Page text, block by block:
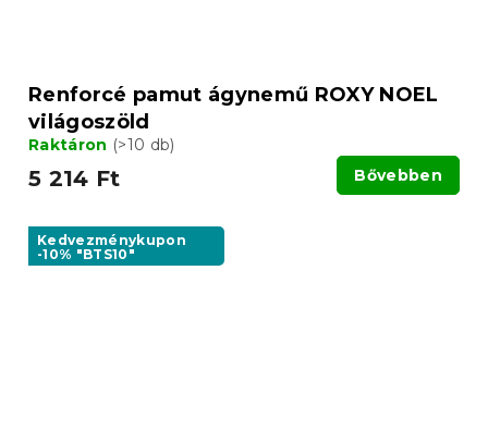
Renforcé pamut ágynemű ROXY NOEL
világoszöld
Raktáron (>10 db)
5 214 Ft Bővebben
Kedvezménykupon
-10% "BTS10"